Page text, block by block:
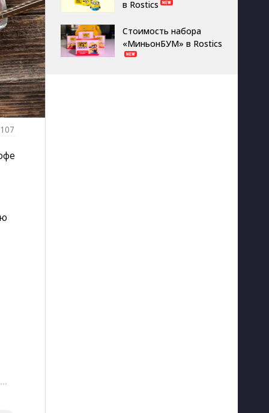
···
в Rostics
Стоимость набора
«МиньонБУМ» в Rostics